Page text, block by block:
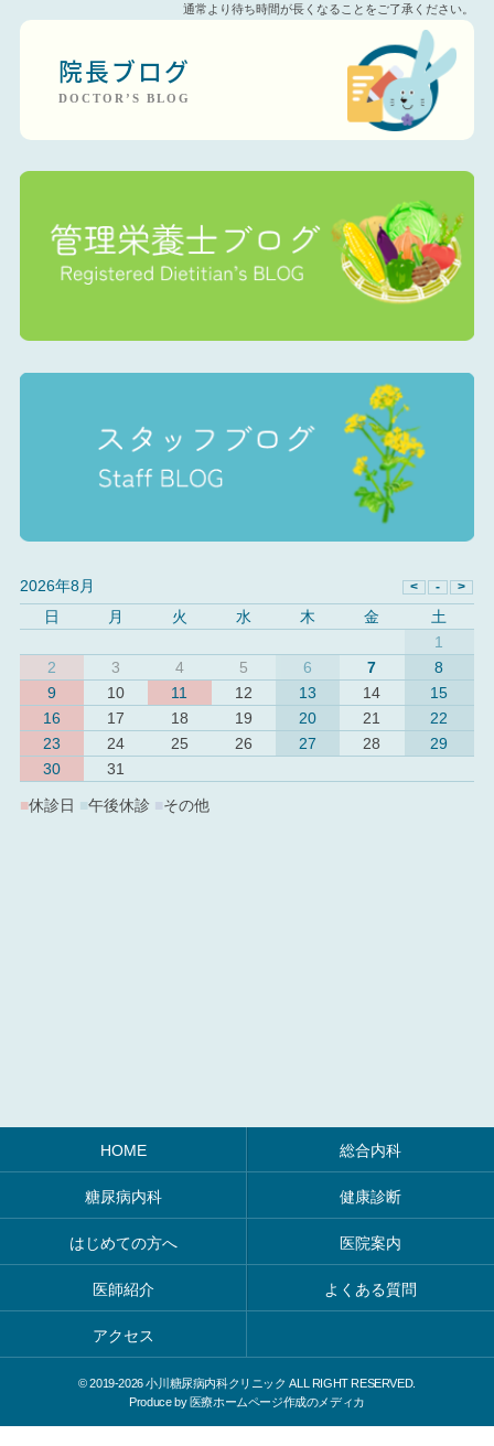
通常より待ち時間が長くなることをご了承ください。
院長ブログ
DOCTOR’S BLOG
2026年8月
日
月 火 水 木 金
土
1
2
3 4 5 6 7
8
9
10 11 12 13 14
15
16
17 18 19 20 21
22
23
24 25 26 27 28
29
30
31
■休診日 ■午後休診 その他
HOME 総合内科
糖尿病内科 健康診断
はじめての方へ 医院案内
医師紹介 よくある質問
アクセス
© 2019-2026 小川糖尿病内科クリニック ALL RIGHT RESERVED.
Produce by医療ホームページ作成のメディカ